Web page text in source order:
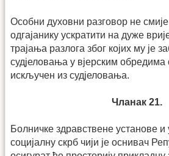
Особни духовни разговор не
одгајанику ускратити на дуже
трајања разлога због којих му је
судјеловања у вјерским обредима
искључен из судјеловања.
Чланак 21.
Болничке здравствене установе и
социјалну скрб чији је оснивач